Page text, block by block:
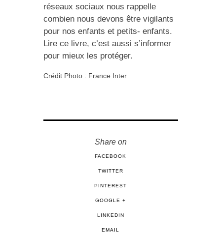
réseaux sociaux nous rappelle
combien nous devons être vigilants
pour nos enfants et petits- enfants.
Lire ce livre, c’est aussi s’informer
pour mieux les protéger.
Crédit Photo : France Inter
Share on
FACEBOOK
TWITTER
PINTEREST
GOOGLE +
LINKEDIN
EMAIL